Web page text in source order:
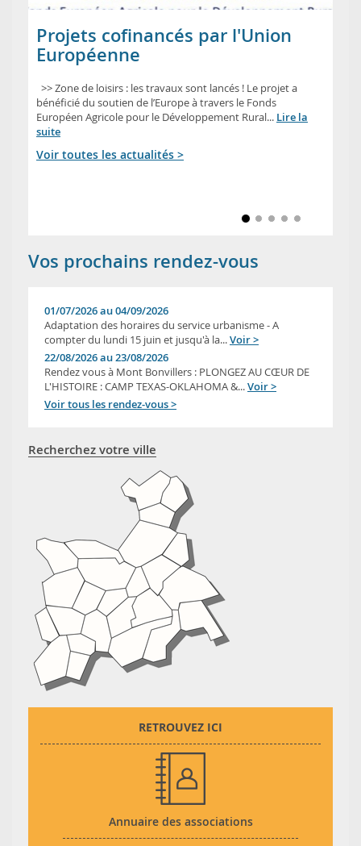
Projets cofinancés par l'Union
Européenne
>> Zone de loisirs : les travaux sont lancés ! Le projet a
bénéficié du soutien de l’Europe à travers le Fonds
Européen Agricole pour le Développement Rural... Lire la
suite
Voir toutes les actualités >
Vos prochains rendez-vous
01/07/2026 au 04/09/2026
Adaptation des horaires du service urbanisme - A
compter du lundi 15 juin et jusqu'à la...Voir >
22/08/2026 au 23/08/2026
Rendez vous à Mont Bonvillers : PLONGEZ AU CŒUR DE
L'HISTOIRE : CAMP TEXAS-OKLAHOMA &...Voir >
Voir tous les rendez-vous >
Recherchez votre ville
RETROUVEZ ICI
Annuaire des associations